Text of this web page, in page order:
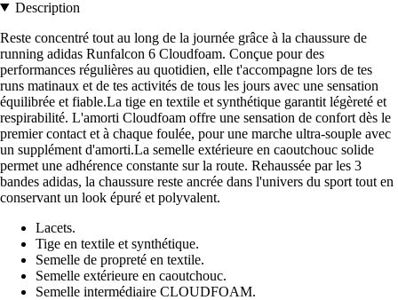
Description
Reste concentré tout au long de la journée grâce à la chaussure de
running adidas Runfalcon 6 Cloudfoam. Conçue pour des
performances régulières au quotidien, elle t'accompagne lors de tes
runs matinaux et de tes activités de tous les jours avec une sensation
équilibrée et fiable.La tige en textile et synthétique garantit légèreté et
respirabilité. L'amorti Cloudfoam offre une sensation de confort dès le
premier contact et à chaque foulée, pour une marche ultra-souple avec
un supplément d'amorti.La semelle extérieure en caoutchouc solide
permet une adhérence constante sur la route. Rehaussée par les 3
bandes adidas, la chaussure reste ancrée dans l'univers du sport tout en
conservant un look épuré et polyvalent.
Lacets.
Tige en textile et synthétique.
Semelle de propreté en textile.
Semelle extérieure en caoutchouc.
Semelle intermédiaire CLOUDFOAM.